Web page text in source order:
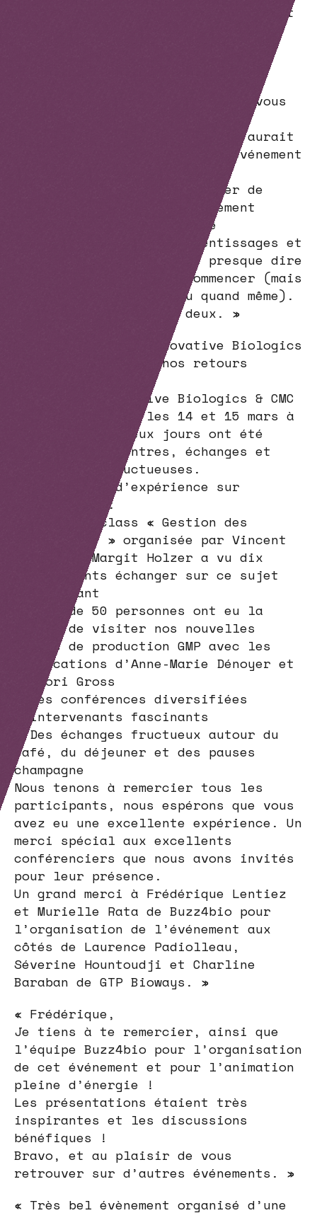
conquis. On s’inquiétait de l’impact
participants, et je peux aussi vous
Séverine et d’Eric. Alain « n’aurait
pas pu imaginer un meilleur événement
Tout cela pour vous remercier de
l’organisation de cet événement
ensemble. Ce fut une belle
expérience, riche d’apprentissages et
de partages. Je pourrais presque dire
que je suis prête à recommencer (mais
je vais attendre un peu quand même).
Un grand merci à vous deux. »
« B4B Connection Innovative Biologics
& CMC Challenges : nos retours
Les défis Innovative Biologics & CMC
se sont déroulés les 14 et 15 mars à
Toulouse. Ces deux jours ont été
riches en rencontres, échanges et
discussions fructueuses.
Notre retour d’expérience sur
l’événement :
– La masterclass « Gestion des
risques HCP » organisée par Vincent
Rivera et Margit Holzer a vu dix
participants échanger sur ce sujet
passionnant
– Plus de 50 personnes ont eu la
chance de visiter nos nouvelles
lignes de production GMP avec les
explications d’Anne-Marie Dénoyer et
Grégori Gross
– Des conférences diversifiées
d’intervenants fascinants
– Des échanges fructueux autour du
café, du déjeuner et des pauses
champagne
Nous tenons à remercier tous les
participants, nous espérons que vous
avez eu une excellente expérience. Un
merci spécial aux excellents
conférenciers que nous avons invités
pour leur présence.
Un grand merci à Frédérique Lentiez
et Murielle Rata de Buzz4bio pour
l’organisation de l’événement aux
côtés de Laurence Padiolleau,
Séverine Hountoudji et Charline
Baraban de GTP Bioways. »
« Frédérique,
Je tiens à te remercier, ainsi que
l’équipe Buzz4bio pour l’organisation
de cet événement et pour l’animation
pleine d’énergie !
Les présentations étaient très
inspirantes et les discussions
bénéfiques !
Bravo, et au plaisir de vous
retrouver sur d’autres événements. »
« Très bel évènement organisé d’une